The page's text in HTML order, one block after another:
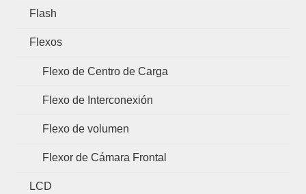
Flash
Flexos
Flexo de Centro de Carga
Flexo de Interconexión
Flexo de volumen
Flexor de Cámara Frontal
LCD